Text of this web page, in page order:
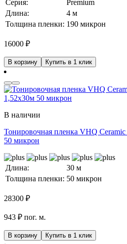
Серия:
Premium
Длина:
4 м
Толщина пленки: 190 микрон
16000 ₽
В корзину Купить в 1 клик
В наличии
Тонировочная пленка VHQ
50 микрон
Длина:
30 м
Толщина пленки: 50 микрон
28300 ₽
943 ₽ пог. м.
В корзину Купить в 1 клик